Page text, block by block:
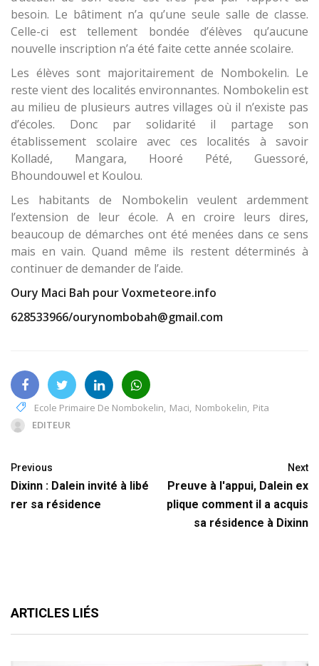
besoin. Le bâtiment n’a qu’une seule salle de classe.
Celle-ci est tellement bondée d’élèves qu’aucune
nouvelle inscription n’a été faite cette année scolaire.
Les élèves sont majoritairement de Nombokelin. Le
reste vient des localités environnantes. Nombokelin est
au milieu de plusieurs autres villages où il n’existe pas
d’écoles. Donc par solidarité il partage son
établissement scolaire avec ces localités à savoir
Kolladé, Mangara, Hooré Pété, Guessoré,
Bhoundouwel et Koulou.
Les habitants de Nombokelin veulent ardemment
l’extension de leur école. A en croire leurs dires,
beaucoup de démarches ont été menées dans ce sens
mais en vain. Quand même ils restent déterminés à
continuer de demander de l’aide.
Oury Maci Bah pour Voxmeteore.info
628533966/ourynombobah@gmail.com
Ecole Primaire De Nombokelin, Maci, Nombokelin, Pita
EDITEUR
Previous
Dixinn : Dalein invité à libé
rer sa résidence
Next
Preuve à l'appui, Dalein ex
plique comment il a acquis
sa résidence à Dixinn
ARTICLES LIÉS